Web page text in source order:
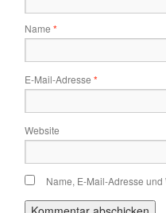
Name *
E-Mail-Adresse *
Website
Name, E-Mail-Adresse